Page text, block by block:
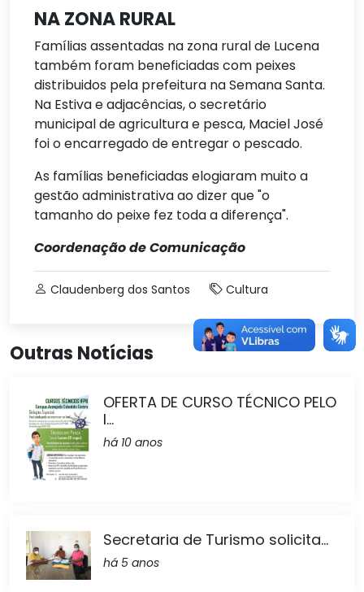
NA ZONA RURAL
Famílias assentadas na zona rural de Lucena
também foram beneficiadas com peixes
distribuidos pela prefeitura na Semana Santa.
Na Estiva e adjacências, o secretário
municipal de agricultura e pesca, Maciel José
foi o encarregado de entregar o pescado.
As famílias beneficiadas elogiaram muito a
gestão administrativa ao dizer que "o
tamanho do peixe fez toda a diferença".
Coordenação de Comunicação
Claudenberg dos Santos Cultura
Outras Notícias
OFERTA DE CURSO TÉCNICO PELO
I...
há 10 anos
Secretaria de Turismo solicita...
há 5 anos